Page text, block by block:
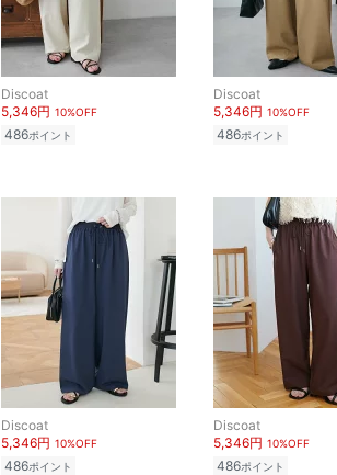
Discoat
5,346円 10%OFF
486ポイント
Discoat
5,346円 10%OFF
486ポイント
Discoat
5,346円 10%OFF
486ポイント
Discoat
5,346円 10%OFF
486ポイント